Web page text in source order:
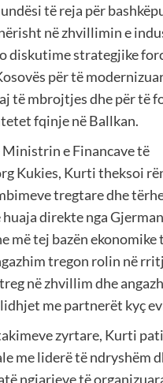
të reja për
në zhvillimin e
diskutime strategjike
për të
të mbrojtjes dhe për të
fqinje në Ballkan.
e Financave të
Kukies, Kurti theksoi
tregtare dhe
direkte nga
më tej bazën ekonomike
tregon rolin në
në zhvillim dhe
me partnerët kyç
zyrtare, Kurti
me liderë të ndryshëm
ngjarjeve të